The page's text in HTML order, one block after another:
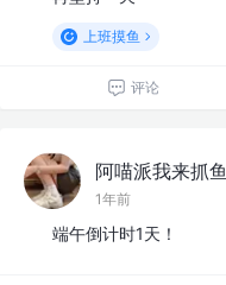
上班摸鱼
评论
阿喵派我来抓鱼
1年前
端午倒计时1天！